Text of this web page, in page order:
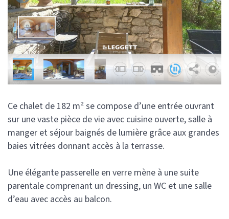
Ce chalet de 182 m² se compose d’une entrée ouvrant
sur une vaste pièce de vie avec cuisine ouverte, salle à
manger et séjour baignés de lumière grâce aux grandes
baies vitrées donnant accès à la terrasse.
Une élégante passerelle en verre mène à une suite
parentale comprenant un dressing, un WC et une salle
d’eau avec accès au balcon.